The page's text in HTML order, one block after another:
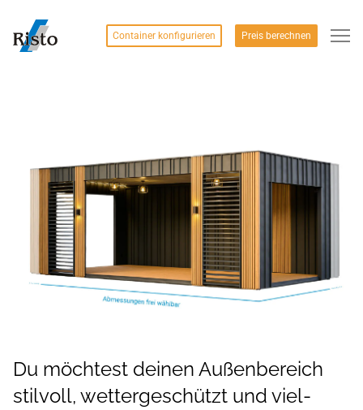
Container konfigurieren Preis berechnen
Du möchtest deinen Außen­bereich
stil­voll, wetter­geschützt und viel­